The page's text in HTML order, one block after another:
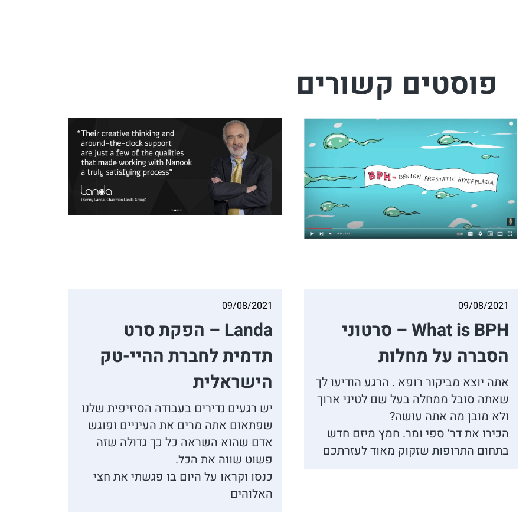
פוסטים קשורים
09/08/2021
What is BPH – סרטוני
הסברה על מחלות
אתה יוצא מביקור רופא . הרגע הודיעו לך
שאתה סובל ממחלה בעל שם לטיני ארוך
ולא מובן מה אתה עושה?
הכירו את דר’ ספי ומר. חמץ מיזם חדש
בתחום התרופות שזקוק מאוד לעזרתכם
09/08/2021
Landa – הפקת סרט
תדמית לחברת ההיי-טק
הישראלית
יש רגעים נדירים בעבודה הסיזיפית שלנו
שפתאום אתה מרים את העיניים ופוגש
אדם שהוא השראה כל כך גדולה שזה
פשוט שווה את הכל.
כנסו וקראו על היום בו פגשתי את חצי
האלוהים